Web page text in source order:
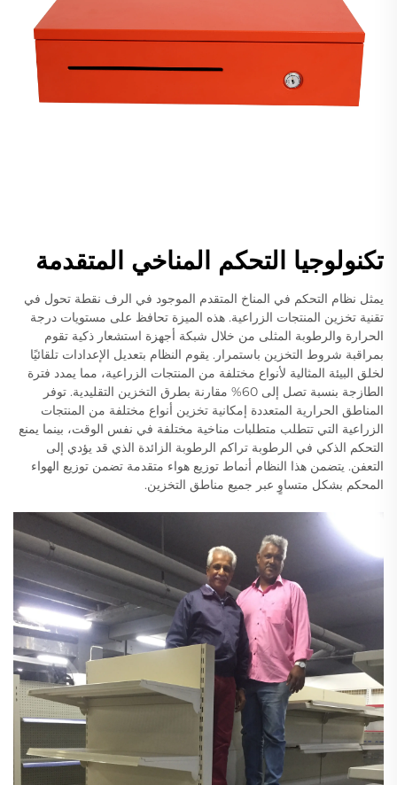
تكنولوجيا التحكم المناخي المتقدمة
يمثل نظام التحكم في المناخ المتقدم الموجود في الرف نقطة تحول في
تقنية تخزين المنتجات الزراعية. هذه الميزة تحافظ على مستويات درجة
الحرارة والرطوبة المثلى من خلال شبكة أجهزة استشعار ذكية تقوم
بمراقبة شروط التخزين باستمرار. يقوم النظام بتعديل الإعدادات تلقائيًا
لخلق البيئة المثالية لأنواع مختلفة من المنتجات الزراعية، مما يمدد فترة
الطازجة بنسبة تصل إلى 60% مقارنة بطرق التخزين التقليدية. توفر
المناطق الحرارية المتعددة إمكانية تخزين أنواع مختلفة من المنتجات
الزراعية التي تتطلب متطلبات مناخية مختلفة في نفس الوقت، بينما يمنع
التحكم الذكي في الرطوبة تراكم الرطوبة الزائدة الذي قد يؤدي إلى
التعفن. يتضمن هذا النظام أنماط توزيع هواء متقدمة تضمن توزيع الهواء
المحكم بشكل متساوٍ عبر جميع مناطق التخزين.